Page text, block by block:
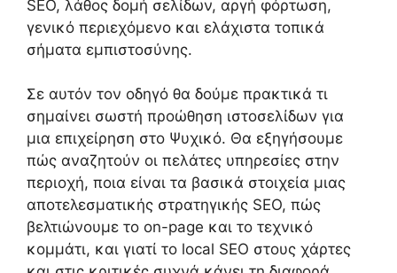
SEO, λάθος δομή σελίδων, αργή φόρτωση,
γενικό περιεχόμενο και ελάχιστα τοπικά
σήματα εμπιστοσύνης.
Σε αυτόν τον οδηγό θα δούμε πρακτικά τι
σημαίνει σωστή προώθηση ιστοσελίδων για
μια επιχείρηση στο Ψυχικό. Θα εξηγήσουμε
πώς αναζητούν οι πελάτες υπηρεσίες στην
περιοχή, ποια είναι τα βασικά στοιχεία μιας
αποτελεσματικής στρατηγικής SEO, πώς
βελτιώνουμε το on-page και το τεχνικό
κομμάτι, και γιατί το local SEO στους χάρτες